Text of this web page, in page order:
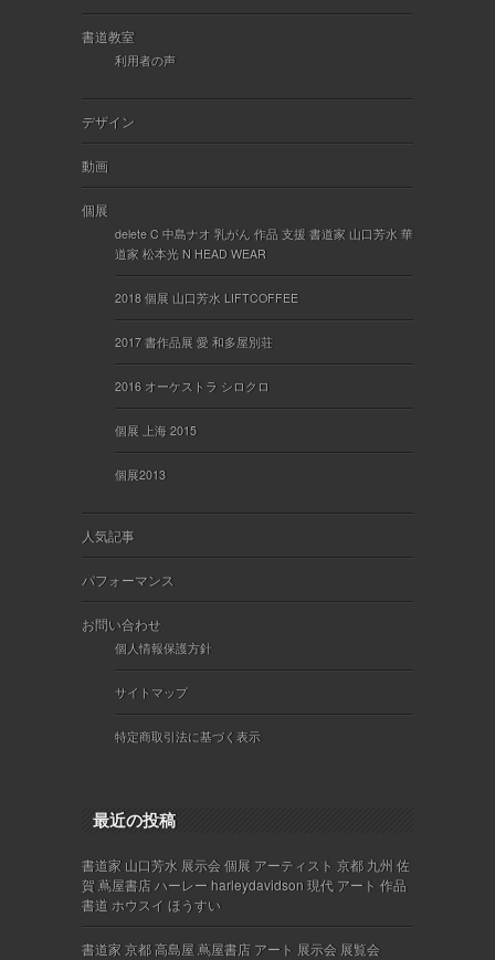
書道教室
利用者の声
デザイン
動画
個展
delete C 中島ナオ 乳がん 作品 支援 書道家 山口芳水 華
道家 松本光 N HEAD WEAR
2018 個展 山口芳水 LIFTCOFFEE
2017 書作品展 愛 和多屋別荘
2016 オーケストラ シロクロ
個展 上海 2015
個展2013
人気記事
パフォーマンス
お問い合わせ
個人情報保護方針
サイトマップ
特定商取引法に基づく表示
最近の投稿
書道家 山口芳水 展示会 個展 アーティスト 京都 九州 佐
賀 蔦屋書店 ハーレー harleydavidson 現代 アート 作品
書道 ホウスイ ほうすい
書道家 京都 高島屋 蔦屋書店 アート 展示会 展覧会